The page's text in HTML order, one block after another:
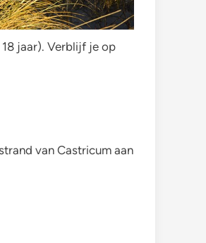
jaar). Verblijf je op
van Castricum aan